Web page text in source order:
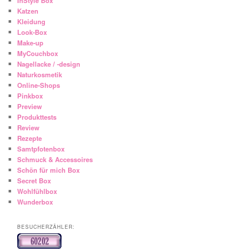
Katzen
Kleidung
Look-Box
Make-up
MyCouchbox
Nagellacke / -design
Naturkosmetik
Online-Shops
Pinkbox
Preview
Produkttests
Review
Rezepte
Samtpfotenbox
Schmuck & Accessoires
Schön für mich Box
Secret Box
Wohlfühlbox
Wunderbox
BESUCHERZÄHLER: